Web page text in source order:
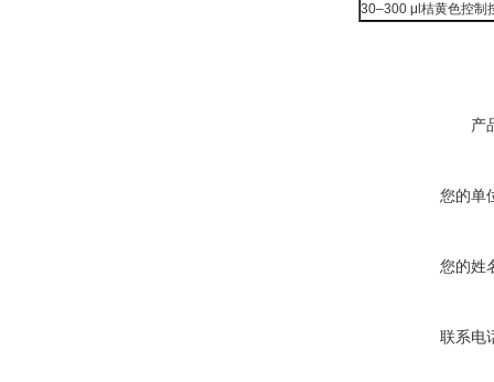
30–300 μl桔黄色控制
产
您的单
您的姓
联系电